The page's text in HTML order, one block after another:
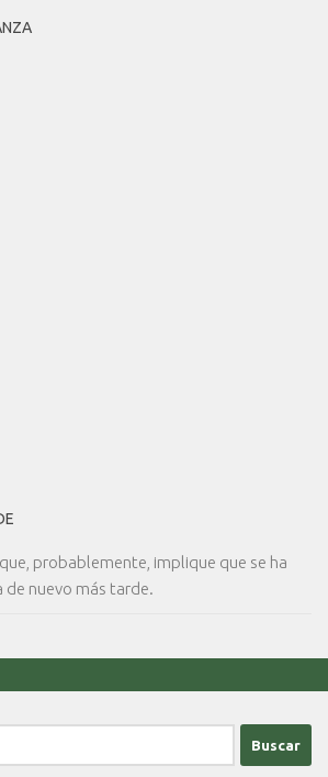
probablemente, implique que se ha
de nuevo más tarde.